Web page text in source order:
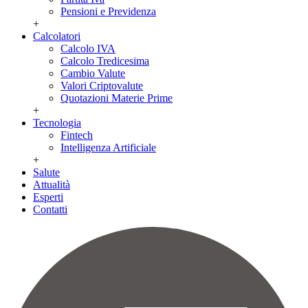
Pensioni e Previdenza
+
Calcolatori
Calcolo IVA
Calcolo Tredicesima
Cambio Valute
Valori Criptovalute
Quotazioni Materie Prime
+
Tecnologia
Fintech
Intelligenza Artificiale
+
Salute
Attualità
Esperti
Contatti